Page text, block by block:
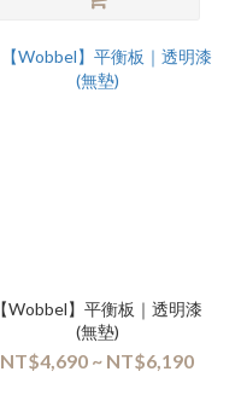
【Wobbel】平衡板｜透明漆
(無墊)
NT$4,690 ~ NT$6,190